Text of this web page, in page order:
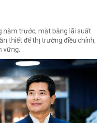
năm trước, mặt bằng lãi suất
thiết để thị trường điều chỉnh,
vững.